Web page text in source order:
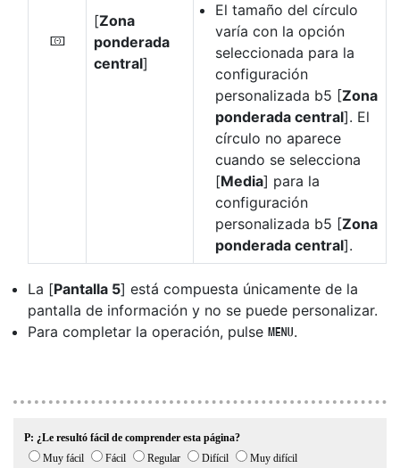
G
[Zona
ponderada
central]
El tamaño del círculo
varía con la opción
seleccionada para la
configuración
personalizada b5 [Zona
ponderada central]. El
círculo no aparece
cuando se selecciona
[Media] para la
configuración
personalizada b5 [Zona
ponderada central].
La [Pantalla 5] está compuesta únicamente de la
pantalla de información y no se puede personalizar.
Para completar la operación, pulse G.